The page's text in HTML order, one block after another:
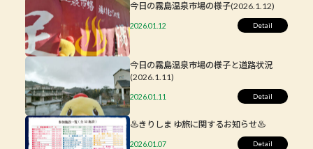
今日の霧島温泉市場の様子(2026.1.12)
2026.01.12
今日の霧島温泉市場の様子と道路状況
(2026.1.11)
2026.01.11
♨きりしま ゆ旅に関するお知らせ♨
2026.01.07